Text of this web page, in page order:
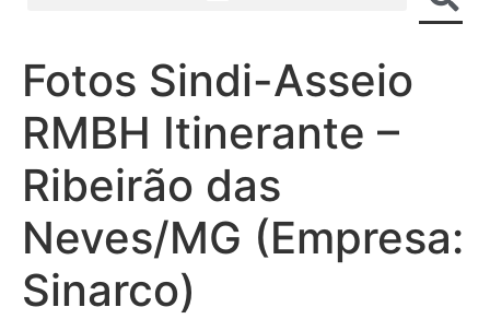
Fotos Sindi-Asseio
RMBH Itinerante –
Ribeirão das
Neves/MG (Empresa:
Sinarco)